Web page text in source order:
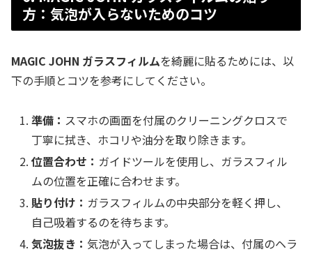
方：気泡が入らないためのコツ
MAGIC JOHN ガラスフィルムを綺麗に貼るためには、以
下の手順とコツを参考にしてください。
準備： スマホの画面を付属のクリーニングクロスで
丁寧に拭き、ホコリや油分を取り除きます。
位置合わせ： ガイドツールを使用し、ガラスフィル
ムの位置を正確に合わせます。
貼り付け： ガラスフィルムの中央部分を軽く押し、
自己吸着するのを待ちます。
気泡抜き：気泡が入ってしまった場合は、付属のヘラ